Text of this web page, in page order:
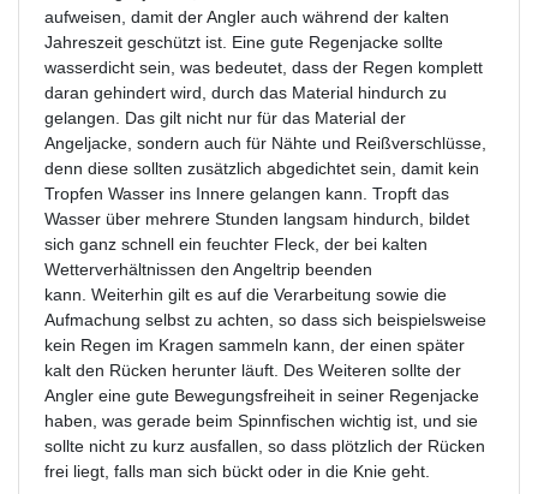
aufweisen, damit der Angler auch während der kalten
Jahreszeit geschützt ist. Eine gute Regenjacke sollte
wasserdicht sein, was bedeutet, dass der Regen komplett
daran gehindert wird, durch das Material hindurch zu
gelangen. Das gilt nicht nur für das Material der
Angeljacke, sondern auch für Nähte und Reißverschlüsse,
denn diese sollten zusätzlich abgedichtet sein, damit kein
Tropfen Wasser ins Innere gelangen kann. Tropft das
Wasser über mehrere Stunden langsam hindurch, bildet
sich ganz schnell ein feuchter Fleck, der bei kalten
Wetterverhältnissen den Angeltrip beenden
kann. Weiterhin gilt es auf die Verarbeitung sowie die
Aufmachung selbst zu achten, so dass sich beispielsweise
kein Regen im Kragen sammeln kann, der einen später
kalt den Rücken herunter läuft. Des Weiteren sollte der
Angler eine gute Bewegungsfreiheit in seiner Regenjacke
haben, was gerade beim Spinnfischen wichtig ist, und sie
sollte nicht zu kurz ausfallen, so dass plötzlich der Rücken
frei liegt, falls man sich bückt oder in die Knie geht.